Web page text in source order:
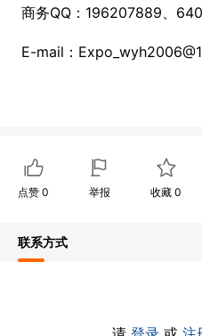
商务QQ：196207889、
E-mail：
点赞 0 举报 收藏0
联系方式